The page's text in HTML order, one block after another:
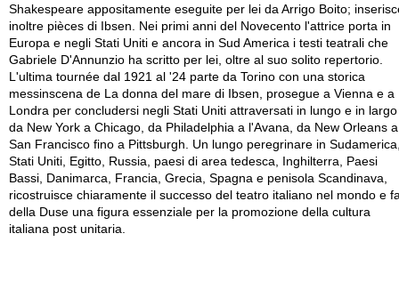
Shakespeare appositamente eseguite per lei da Arrigo Boito;
inoltre pièces di Ibsen. Nei primi anni del Novecento l'attrice porta in
Europa e negli Stati Uniti e ancora in Sud America i testi teatrali che
Gabriele D'Annunzio ha scritto per lei, oltre al suo solito repertorio.
L'ultima tournée dal 1921 al '24 parte da Torino con una storica
messinscena de La donna del mare di Ibsen, prosegue a Vienna e a
Londra per concludersi negli Stati Uniti attraversati in lungo e in largo
da New York a Chicago, da Philadelphia a l'Avana, da New Orleans a
San Francisco fino a Pittsburgh. Un lungo peregrinare in
Stati Uniti, Egitto, Russia, paesi di area tedesca, Inghilterra, Paesi
Bassi, Danimarca, Francia, Grecia, Spagna e penisola Scandinava,
ricostruisce chiaramente il successo del teatro italiano nel mondo e
della Duse una figura essenziale per la promozione della cultura
italiana post unitaria.